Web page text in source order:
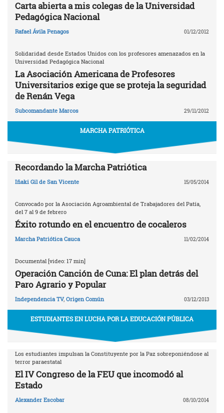
Carta abierta a mis colegas de la Universidad
Pedagógica Nacional
Rafael Ávila Penagos 01/12/2012
Solidaridad desde Estados Unidos con los profesores amenazados en la
Universidad Pedagógica Nacional
La Asociación Americana de Profesores
Universitarios exige que se proteja la seguridad
de Renán Vega
Subcomandante Marcos 29/11/2012
MARCHA PATRIÓTICA
Recordando la Marcha Patriótica
Iñaki Gil de San Vicente 15/05/2014
Convocado por la Asociación Agroambiental de Trabajadores del Patía,
del 7 al 9 de febrero
Éxito rotundo en el encuentro de cocaleros
Marcha Patriótica Cauca 11/02/2014
Documental [video: 17 min]
Operación Canción de Cuna: El plan detrás del
Paro Agrario y Popular
Independencia TV, Origen Común 03/12/2013
ESTUDIANTES EN LUCHA POR LA EDUCACIÓN PÚBLICA
Los estudiantes impulsan la Constituyente por la Paz sobreponiéndose al
terror paraestatal
El IV Congreso de la FEU que incomodó al
Estado
Alexander Escobar 08/10/2014